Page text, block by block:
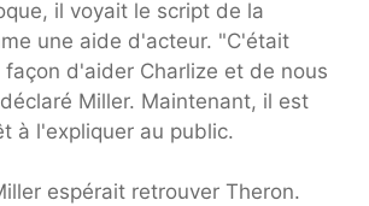
il voyait le script de la
une aide d'acteur. "C'était
façon d'aider Charlize et de nous
Miller. Maintenant, il est
à l'expliquer au public.
espérait retrouver Theron.